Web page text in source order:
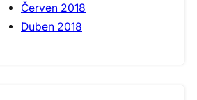
Červen 2018
Duben 2018